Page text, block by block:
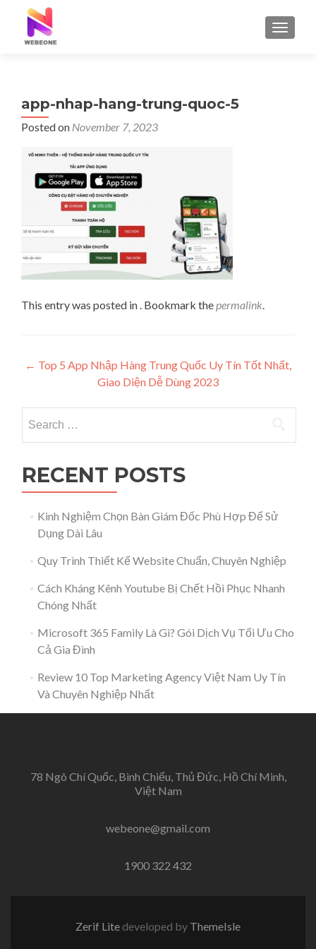
app-nhap-hang-trung-quoc-5
Posted on November 7, 2023
This entry was posted in . Bookmark thepermalink.
Post navigation
← Top 5 App Nhập Hàng Trung Quốc Uy Tín Tốt Nhất,
Giao Diện Dễ Dùng 2023
RECENT POSTS
Kinh Nghiệm Chọn Bàn Giám Đốc Phù Hợp Để Sử
Dụng Dài Lâu
Quy Trình Thiết Kế Website Chuẩn, Chuyên Nghiệp
Cách Kháng Kênh Youtube Bị Chết Hồi Phục Nhanh
Chóng Nhất
Microsoft 365 Family Là Gì? Gói Dịch Vụ Tối Ưu Cho
Cả Gia Đình
Review 10 Top Marketing Agency Việt Nam Uy Tín
Và Chuyên Nghiệp Nhất
78 Ngô Chí Quốc, Bình Chiểu, Thủ Đức, Hồ Chí Minh,
Việt Nam
webeone@gmail.com
1900 322 432
Zerif Lite developed by ThemeIsle